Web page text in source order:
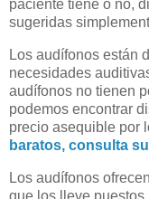
paciente tiene o no,
sugeridas
Los audífonos están
necesidades
audífonos no tienen
podemos encontrar
precio asequible por
baratos, consulta
Los audífonos
que los lleve